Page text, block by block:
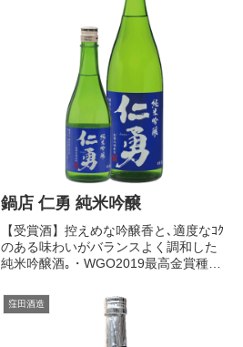
鍋店 仁勇 純米吟醸
【受賞酒】控えめな吟醸香と､適度なｺｸ
のある味わいがバランスよく調和した
純米吟醸酒｡・WGO2019最高金賞種類
勇 純米吟醸1.8L商品番号：c39-
120281.8L2,530円税込みカートに入
窪田酒造